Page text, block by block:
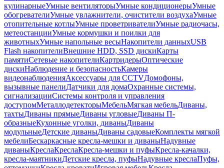
кулинарныеУмные вентиляторыУмные кондиционерыУмные
обогревателиУмные увлажнители, очистители воздухаУмные
отопительные котлыУмные проветривателиУмные радиочасы,
метеостанцииУмные кормушки и поилки для
животныхУмные напольные весыНакопители данныхUSB
Flash накопителиВнешние HDD, SSD дискиКарты
памятиСетевые накопителиКартридерыОптические
дискиНаблюдение и безопасностьКамеры
видеонаблюденияАксессуары для CCTVДомофоны,
вызывные панелиДатчики для домаОхранные системы,
сигнализацииСистемы контроля и управления
доступомМеталлодетекторыМебельМягкая мебельДиваны,
тахтыДиваны прямыеДиваны угловыеДиваны П-
образныеКухонные уголки, диваныДиваны
модульныеДетские диваныДиваны садовыеКомплекты мягкой
мебелиБескаркасные кресла-мешки и диваныНадувные
диваныКреслаКреслаКресла-мешки и пуфыКресла-качалки,
кресла-маятникиДетские кресла, пуфыНадувные креслаПуфы,